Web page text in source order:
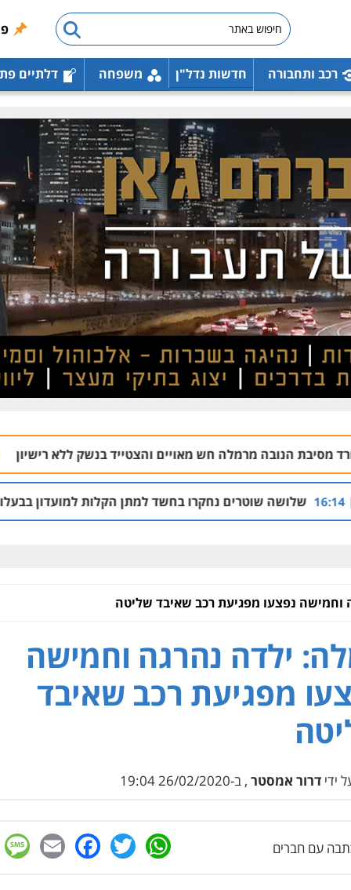
רכב ותחבורה חדשות נדל"ן משפחה דלתיים
חש מאויים והצטייד בנשק ללא רישיון 06.08 | 20:43
נחקרו בחשד למתן הקלות למועדון בבעלות אחיו של "הצל"
וחמישה נפצעו מפגיעת רכב שאיבד שליטה
ילדה נהרגה וחמישה
מפגיעת רכב שאיבד
ידי דרור אמסטר , ב-26/02/2020 19:04
עם חברים WhatsApp
Twitter